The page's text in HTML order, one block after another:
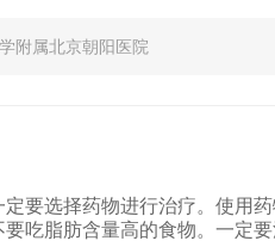
附属北京朝阳医院
要选择药物进行治疗。使用
吃脂肪含量高的食物。一定要